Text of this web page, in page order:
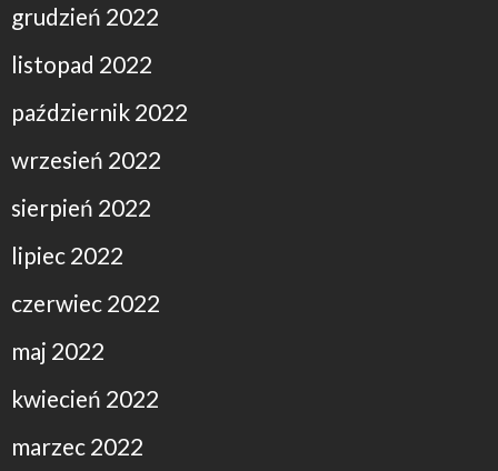
grudzień 2022
listopad 2022
październik 2022
wrzesień 2022
sierpień 2022
lipiec 2022
czerwiec 2022
maj 2022
kwiecień 2022
marzec 2022